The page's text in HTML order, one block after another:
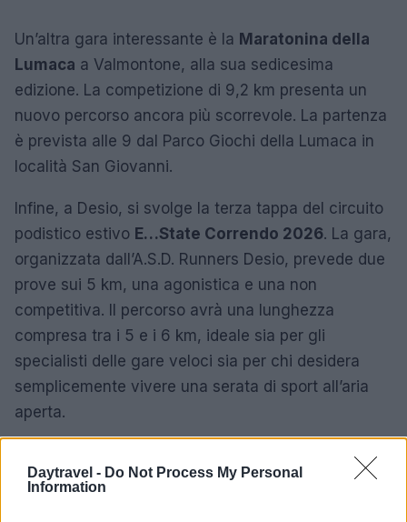
Daytravel - Do Not Process My Personal
Information
Un’altra gara interessante è la Maratonina della
Lumaca a Valmontone, alla sua sedicesima
edizione. La competizione di 9,2 km presenta un
nuovo percorso ancora più scorrevole. La partenza
è prevista alle 9 dal Parco Giochi della Lumaca in
località San Giovanni.
Infine, a Desio, si svolge la terza tappa del circuito
podistico estivo E…State Correndo 2026. La gara,
organizzata dall’A.S.D. Runners Desio, prevede due
prove sui 5 km, una agonistica e una non
competitiva. Il percorso avrà una lunghezza
compresa tra i 5 e i 6 km, ideale sia per gli
specialisti delle gare veloci sia per chi desidera
semplicemente vivere una serata di sport all’aria
aperta.
AUTORE